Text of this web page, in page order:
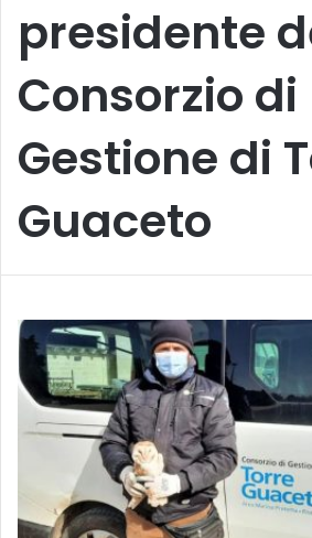
presidente
Consorzio di
Gestione di
Guaceto